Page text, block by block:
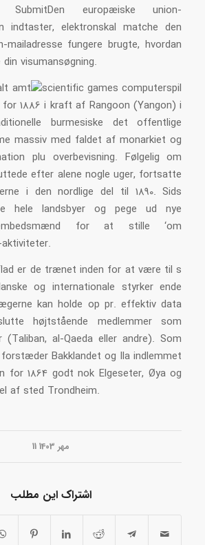
europæiske union-
indtaster, elektronskal matche den
mailadresse fungere brugte, hvordan
visumansøgning.
amt
1886 i kraft af Rangoon (Yangon) i
burmesiske det offentlige
massiv med faldet af monarkiet og
plu overbevisning. Følgelig om
efter alene nogle uger, fortsatte
i den nordlige del til 1890. Sids
hele landsbyer og pege ud nye
for at stille ‘om
er de trænet inden for at være til s
og internationale styrker ende
kan holde op pr. effektiv data
højtstående medlemmer som
(Taliban, al-Qaeda eller andre). Som
forstæder Bakklandet og Ila indlemmet
for 1864 godt nok Elgeseter, Øya og
af sted Trondheim.
11 مهر 1403
اشتراک این مطلب